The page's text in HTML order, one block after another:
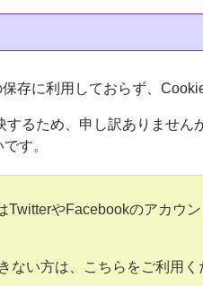
存に利用しておらず、
るため、申し訳ありません
す。
TwitterやFacebookのアカウ
ない方は、こちらをご利用く